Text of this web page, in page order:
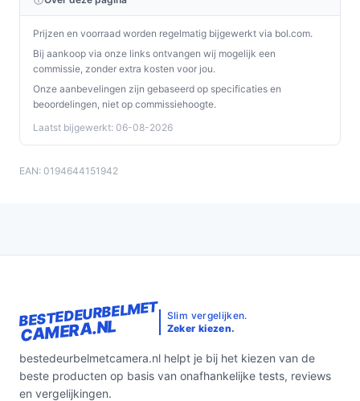
Prijzen en voorraad worden regelmatig bijgewerkt via bol.com.
Bij aankoop via onze links ontvangen wij mogelijk een
commissie, zonder extra kosten voor jou.
Onze aanbevelingen zijn gebaseerd op specificaties en
beoordelingen, niet op commissiehoogte.
Laatst bijgewerkt: 06-08-2026
EAN: 0194644151942
BESTEDEURBELMET
CAMERA.NL
Slim vergelijken.
Zeker kiezen.
bestedeurbelmetcamera.nl helpt je bij het kiezen van de
beste producten op basis van onafhankelijke tests, reviews
en vergelijkingen.